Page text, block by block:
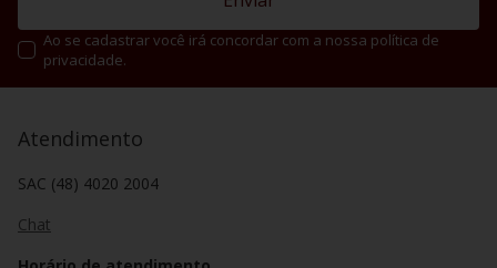
Ao se cadastrar você irá concordar com a nossa política de
privacidade.
Atendimento
SAC (48) 4020 2004
Chat